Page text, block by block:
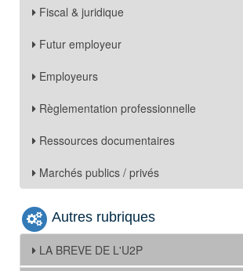
Fiscal & juridique
Futur employeur
Employeurs
Règlementation professionnelle
Ressources documentaires
Marchés publics / privés
Autres rubriques
LA BREVE DE L'U2P